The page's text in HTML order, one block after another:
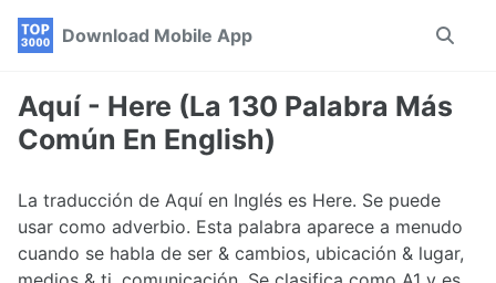
Skip
navigation
Skip
Skip
Download Mobile App
Toggle
Aquí - Here (La 130 Palabra Más
Común En English)
La traducción de Aquí en Inglés es Here. Se puede
usar como adverbio. Esta palabra aparece a menudo
cuando se habla de ser & cambios, ubicación & lugar,